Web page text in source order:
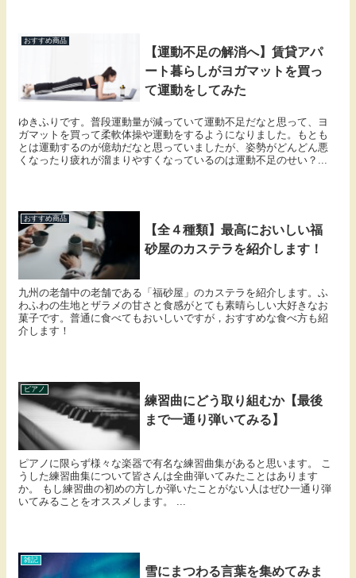
おすすめ商品
【運動不足の解消へ】賃貸アパ
ート暮らしがヨガマットを買っ
て運動をしてみた
ゆきふりです。普段運動量が減っていて運動不足だなと思って、ヨ
ガマットを買って柔軟体操や運動をするようになりました。もとも
とは運動するのが億劫だなと思っていましたが、姿勢がどんどん悪
くなったり疲れが溜まりやすくなっているのは運動不足のせい？...
おすすめ商品
【全４種類】最高においしい福
砂屋のカステラを紹介します！
九州の老舗中の老舗である「福砂屋」のカステラを紹介します。ふ
わふわの生地とザラメの甘さと食感がとても素晴らしい大好きなお
菓子です。普通に食べてもおいしいですが，おすすめな食べ方も紹
介します！
ピアノ
練習曲にどう取り組むか【最後
まで一通り弾いてみる】
ピアノに限らず様々な楽器で有名な練習曲集があると思います。 こ
うした練習曲集について皆さんは全曲弾いてみたことはあります
か。 もし練習曲の初めの方しか弾いたことがない人はぜひ一通り弾
いてみることをオススメします。 ...
雑記
雪にまつわる言葉を集めてみま